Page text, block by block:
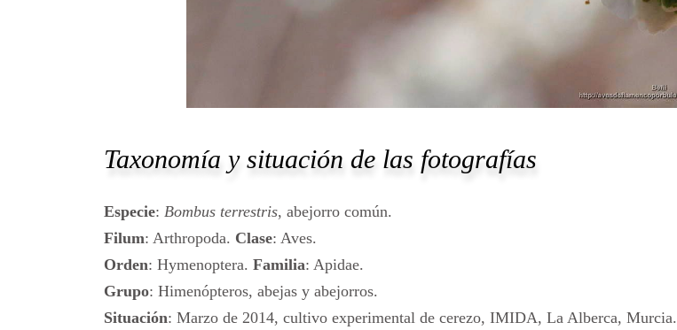
Taxonomía y situación de las fotografías
Especie: Bombus terrestris, abejorro común.
Filum: Arthropoda. Clase: Aves.
Orden: Hymenoptera. Familia: Apidae.
Grupo: Himenópteros, abejas y abejorros.
Situación: Marzo de 2014, cultivo experimental de cerezo, IMIDA, La Alberca, Murcia.